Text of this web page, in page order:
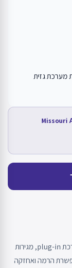
מערכת גזית
מעדנייה מיוחדת למוצרים קונדיטוריים הכוללת מערכת plug-in, מגירות
הרמה ואחזקה